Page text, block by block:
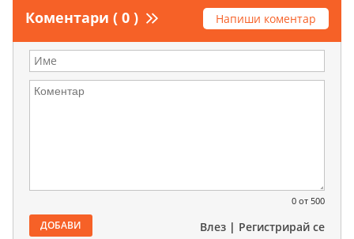
Коментари ( 0 ) Напиши коментар
0 от 500
ДОБАВИ Влез | Регистрирай се